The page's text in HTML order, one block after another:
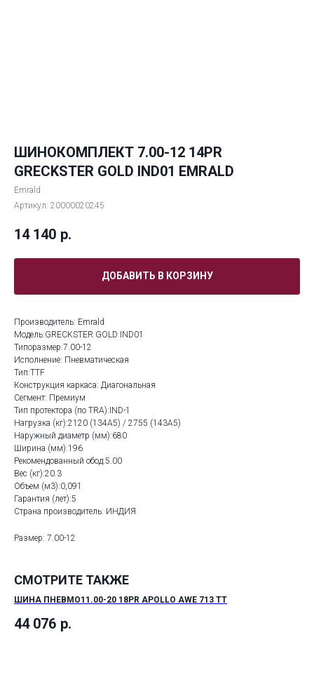
ШИНОКОМПЛЕКТ 7.00-12 14PR
GRECKSTER GOLD IND01 EMRALD
Emrald
Артикул: 20000020245
14 140 р.
ДОБАВИТЬ В КОРЗИНУ
Производитель: Emrald
Модель:GRECKSTER GOLD IND01
Типоразмер:7.00-12
Исполнение: Пневматическая
Тип:TTF
Конструкция каркаса: Диагональная
Сегмент: Премиум
Тип протектора (по TRA):IND-1
Нагрузка (кг):2120 (134A5) / 2755 (143A5)
Наружный диаметр (мм):680
Ширина (мм):196
Рекомендованный обод:5.00
Вес (кг):20.3
Объем (м3):0,091
Гарантия (лет):5
Страна производитель: ИНДИЯ
Размер: 7.00-12
СМОТРИТЕ ТАКЖЕ
ШИНА ПНЕВМО11.00-20 18PR APOLLO AWE 713 TT
44 076 р.